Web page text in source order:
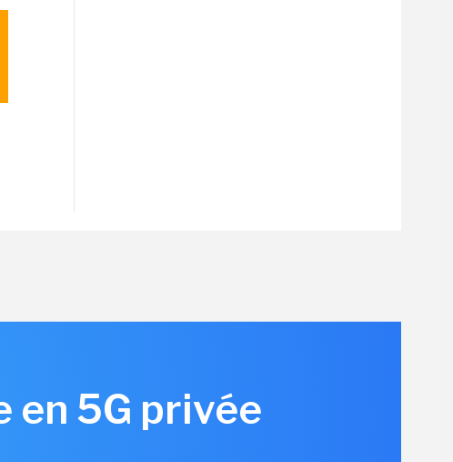
en 5G privée